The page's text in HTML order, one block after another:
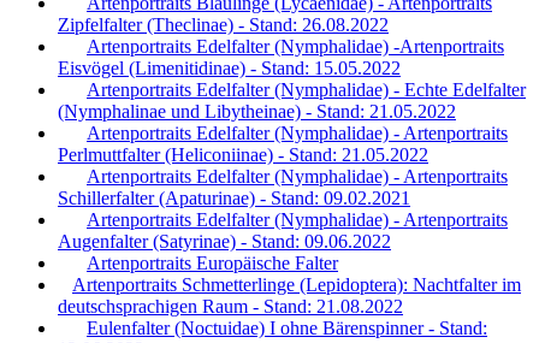
Zipfelfalter (Theclinae) - Stand: 26.08.2022
Artenportraits Edelfalter (Nymphalidae) -Artenportraits
Eisvögel (Limenitidinae) - Stand: 15.05.2022
Artenportraits Edelfalter (Nymphalidae) - Echte Edelfalter
(Nymphalinae und Libytheinae) - Stand: 21.05.2022
Artenportraits Edelfalter (Nymphalidae) - Artenportraits
Perlmuttfalter (Heliconiinae) - Stand: 21.05.2022
Artenportraits Edelfalter (Nymphalidae) - Artenportraits
Schillerfalter (Apaturinae) - Stand: 09.02.2021
Artenportraits Edelfalter (Nymphalidae) - Artenportraits
Augenfalter (Satyrinae) - Stand: 09.06.2022
Artenportraits Europäische Falter
Artenportraits Schmetterlinge (Lepidoptera): Nachtfalter im
deutschsprachigen Raum - Stand: 21.08.2022
Eulenfalter (Noctuidae) I ohne Bärenspinner - Stand: